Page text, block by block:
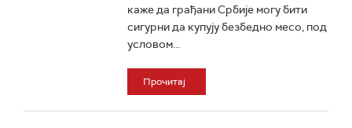
каже да грађани Србије могу бити
сигурни да купују безбедно месо, под
условом...
Прочитај